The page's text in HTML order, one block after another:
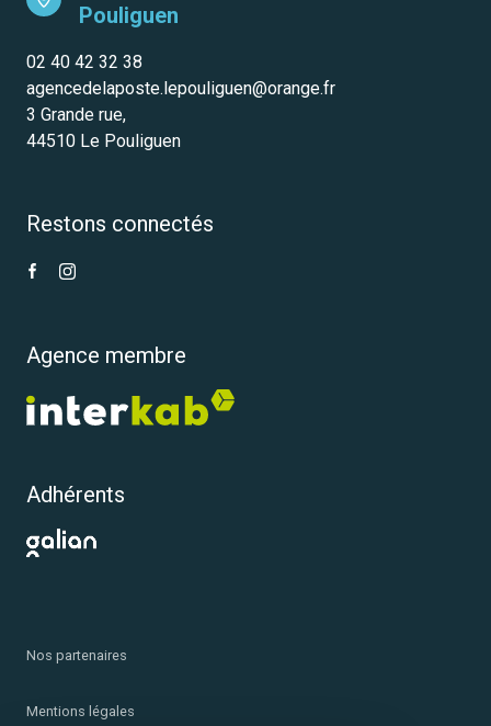
Pouliguen
02 40 42 32 38
agencedelaposte.lepouliguen@orange.fr
3 Grande rue,
44510 Le Pouliguen
Restons connectés
Agence membre
Adhérents
Nos partenaires
Mentions légales